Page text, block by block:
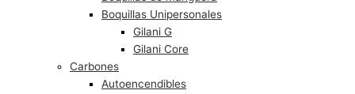
Boquillas Unipersonales
Gilani G
Gilani Core
Carbones
Autoencendibles